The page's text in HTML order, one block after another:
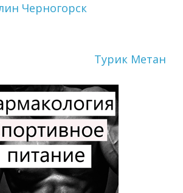
Черногорск
Турик Метан